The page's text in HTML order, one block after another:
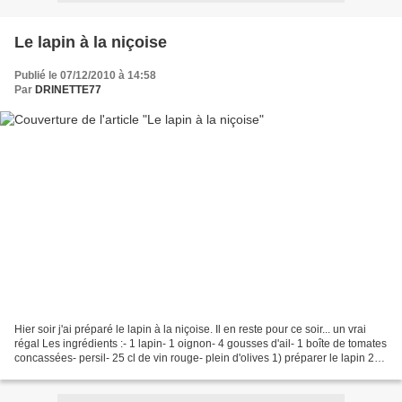
Le lapin à la niçoise
Publié le 07/12/2010 à 14:58
Par DRINETTE77
Hier soir j'ai préparé le lapin à la niçoise. Il en reste pour ce soir... un vrai
régal Les ingrédients :- 1 lapin- 1 oignon- 4 gousses d'ail- 1 boîte de tomates
concassées- persil- 25 cl de vin rouge- plein d'olives 1) préparer le lapin 2)